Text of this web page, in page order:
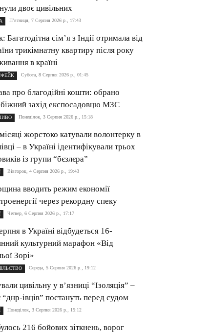
двоє цивільних
П’ятниця, 7 Серпня 2026 р., 17:43
Багатодітна сім’я з Індії отримала від
трикімнатну квартиру після року
в країні
Субота, 8 Серпня 2026 р., 01:45
про благодійні кошти: обрано
захід експосадовцю МЗС
Понеділок, 3 Серпня 2026 р., 15:18
жорстоко катували волонтерку в
– в Україні ідентифікували трьох
із групи “бєзлєра”
Вівторок, 4 Серпня 2026 р., 19:43
вводить режим економії
через рекордну спеку
Четвер, 6 Серпня 2026 р., 17:17
в Україні відбудеться 16-
культурний марафон «Від
Зорі»
Середа, 5 Серпня 2026 р., 19:12
цивільну у в’язниці “Ізоляція” –
“днр-івців” постануть перед судом
Понеділок, 3 Серпня 2026 р., 15:12
216 бойових зіткнень, ворог